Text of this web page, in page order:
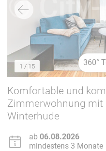
1 / 15 360°
Komfortable und
Zimmerwohnung mit
Winterhude
ab 06.08.2026
mindestens 3 Monate